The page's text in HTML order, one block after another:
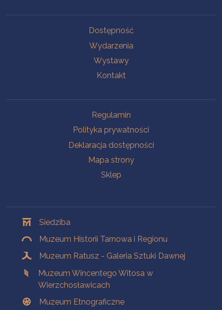
Dostępność
Wydarzenia
Wystawy
Kontakt
Regulamin
Polityka prywatności
Deklaracja dostępności
Mapa strony
Sklep
Siedziba
Muzeum Historii Tarnowa i Regionu
Muzeum Ratusz - Galeria Sztuki Dawnej
Muzeum Wincentego Witosa w
Wierzchosławicach
Muzeum Etnograficzne